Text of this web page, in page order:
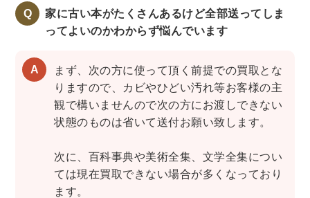
社会学
福祉 ・NGO・NPO
軍事・外交・国際関係
歴史書・地理
世界史 他歴史地理学
地図・地理・地域研究
日本史
考古学書
ビジネス書
マーケティング・セールス
マネジメント・人材管理・リーダーシップ
経営学
Q
家に古い本がたくさんあるけど全部送ってしま
ってよいのかわからず悩んでいます
まず、次の方に使って頂く前提での買取とな
りますので、カビやひどい汚れ等お客様の主
観で構いませんので次の方にお渡しできない
状態のものは省いて送付お願い致します。
次に、百科事典や美術全集、文学全集につい
ては現在買取できない場合が多くなっており
ます。